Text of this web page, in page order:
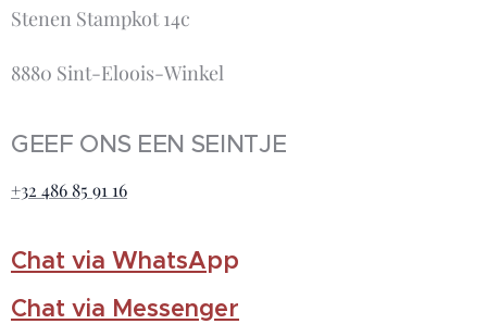
Stenen Stampkot 14c
8880 Sint-Eloois-Winkel
GEEF ONS EEN SEINTJE
+32 486 85 91 16
Chat via WhatsApp
Chat via Messenger